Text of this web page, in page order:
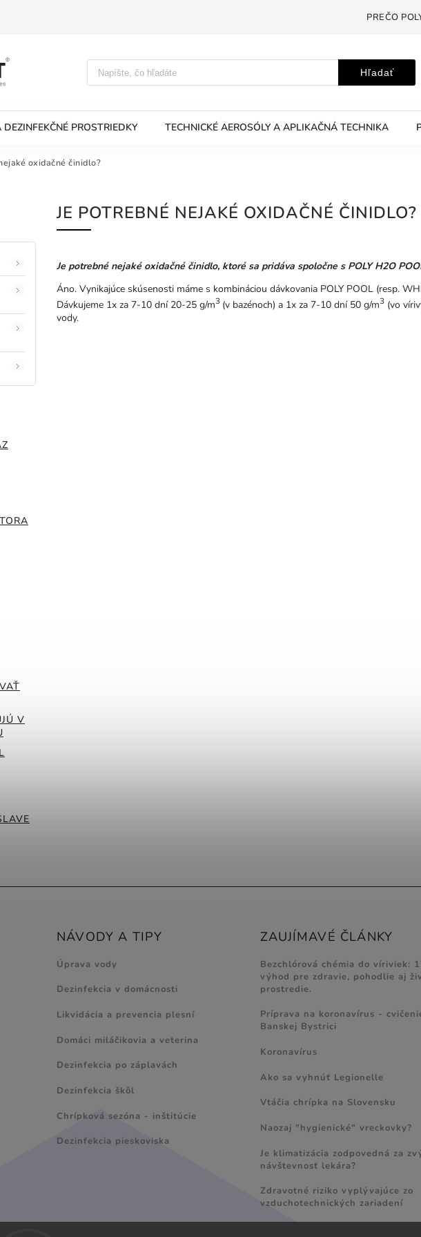
PREČO
Hľadať
PROSTRIEDKY TECHNICKÉ AEROSÓLY A APLIKAČNÁ TECHNIKA
oxidačné činidlo?
V
JE POTREBNÉ NEJAKÉ OXIDAČNÉ ČINIDLO?
Je potrebné nejaké oxidačné činidlo, ktoré sa pridáva spoločne s POLY H2O
Áno. Vynikajúce skúsenosti máme s kombináciou dávkovania POLY POOL (resp.
Dávkujeme 1x za 7-10 dní 20-25 g/m3 (v bazénoch) a 1x za 7-10 dní 50 g/m3 (vo
vody.
NÁVODY A TIPY
Úprava vody
Dezinfekcia v domácnosti
Likvidácia a prevencia plesní
Domáci miláčikovia a veterina
Dezinfekcia po záplavách
Dezinfekcia škôl
Chrípková sezóna - inštitúcie
Dezinfekcia pieskoviska
ZAUJÍMAVÉ ČLÁNKY
Bezchlórová chémia do víriviek:
výhod pre zdravie, pohodlie aj
prostredie.
Príprava na koronavírus -
Banskej Bystrici
Koronavírus
Ako sa vyhnúť Legionelle
Vtáčia chrípka na Slovensku
Naozaj "hygienické" vreckovky?
Je klimatizácia zodpovedná za
návštevnosť lekára?
Zdravotné riziko vyplývajúce zo
vzduchotechnických zariadení